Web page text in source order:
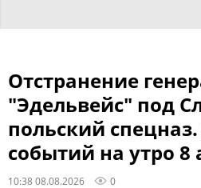
Отстранение
"Эдельвейс" под
польский
событий на утро 8
10:38 08.08.2026 0